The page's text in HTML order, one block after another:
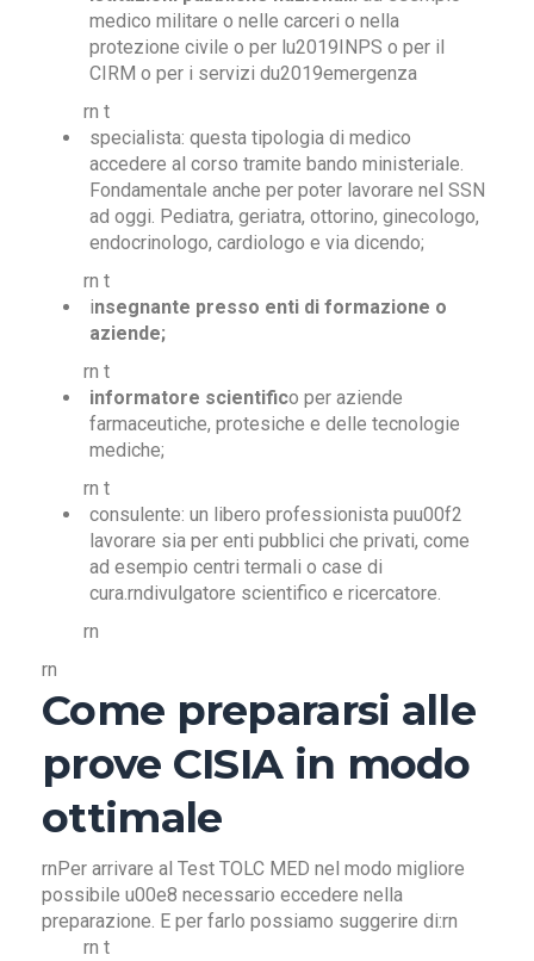
medico militare o nelle carceri o nella
protezione civile o per lu2019INPS o per il
CIRM o per i servizi du2019emergenza
rn t
specialista: questa tipologia di medico
accedere al corso tramite bando ministeriale.
Fondamentale anche per poter lavorare nel SSN
ad oggi. Pediatra, geriatra, ottorino, ginecologo,
endocrinologo, cardiologo e via dicendo;
rn t
insegnante presso enti di formazione o
aziende;
rn t
informatore scientifico per aziende
farmaceutiche, protesiche e delle tecnologie
mediche;
rn t
consulente: un libero professionista puu00f2
lavorare sia per enti pubblici che privati, come
ad esempio centri termali o case di
cura.rndivulgatore scientifico e ricercatore.
rn
rn
Come prepararsi alle
prove CISIA in modo
ottimale
rnPer arrivare al Test TOLC MED nel modo migliore
possibile u00e8 necessario eccedere nella
preparazione. E per farlo possiamo suggerire di:rn
rn t